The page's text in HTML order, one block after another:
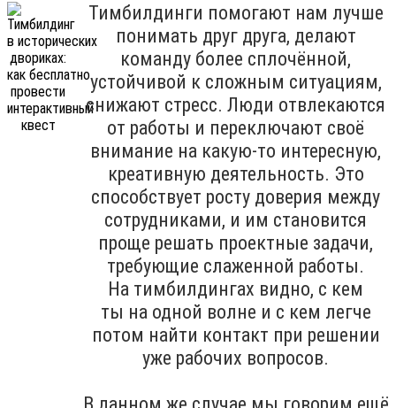
Тимбилдинги помогают нам лучше
понимать друг друга, делают
команду более сплочённой,
устойчивой к сложным ситуациям,
снижают стресс. Люди отвлекаются
от работы и переключают своё
внимание на какую-то интересную,
креативную деятельность. Это
способствует росту доверия между
сотрудниками, и им становится
проще решать проектные задачи,
требующие слаженной работы.
На тимбилдингах видно, с кем
ты на одной волне и с кем легче
потом найти контакт при решении
уже рабочих вопросов.